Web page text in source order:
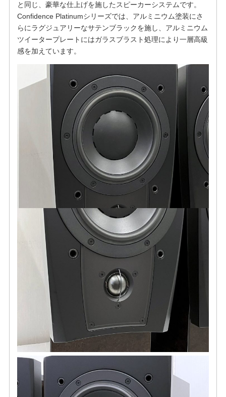
と同じ、豪華な仕上げを施したスピーカーシステムです。
Confidence Platinumシリーズでは、アルミニウム塗装にさ
らにラグジュアリーなサテンブラックを施し、アルミニウム
ツイータープレートにはガラスブラスト処理により一層高級
感を加えています。